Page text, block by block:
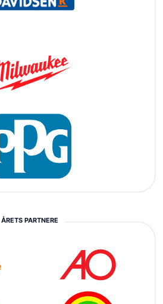
ÅRETS PARTNERE